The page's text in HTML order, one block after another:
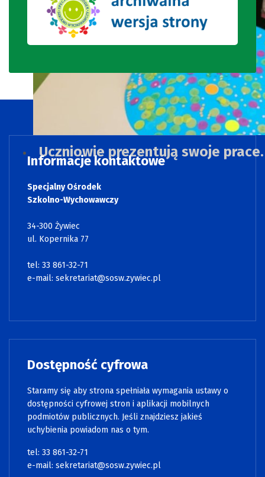
Uczniowie prezentują swoje prace.
Informacje kontaktowe
Specjalny Ośrodek
Szkolno-Wychowawczy
34-300 Żywiec
ul. Kopernika 77
tel: 33 861-32-71
e-mail: sekretariat@sosw.zywiec.pl
Dostępność cyfrowa
Staramy się aby strona spełniała wymagania ustawy o
dostępności cyfrowej stron i aplikacji mobilnych
podmiotów publicznych. Jeśli znajdziesz jakieś
uchybienia powiadom nas o tym.
tel: 33 861-32-71
e-mail: sekretariat@sosw.zywiec.pl